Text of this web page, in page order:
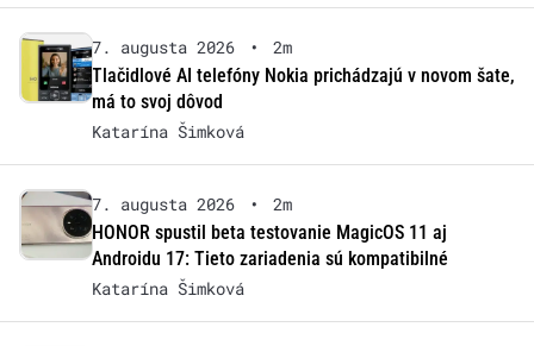
7. augusta 2026 •
2m
Tlačidlové AI telefóny Nokia prichádzajú v novom šate,
má to svoj dôvod
Katarína Šimková
7. augusta 2026 •
2m
HONOR spustil beta testovanie MagicOS 11 aj
Androidu 17: Tieto zariadenia sú kompatibilné
Katarína Šimková